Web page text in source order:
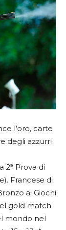
l’oro, carte
degli azzurri
2ª Prova di
Francese di
ai Giochi
gold match
mondo nel